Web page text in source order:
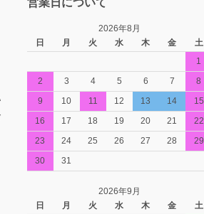
2026年8月
日
月 火 水 木 金
土
1
2
3 4 5 6 7
8
9
10 11 12 13 14
15
16
17 18 19 20 21
22
23
24 25 26 27 28
29
30
31
2026年9月
日
月 火 水 木 金
土